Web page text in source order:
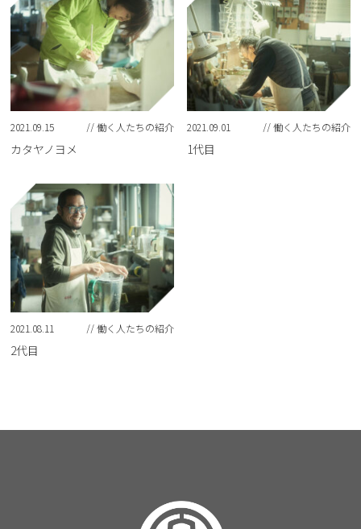
2021.09.15 // 働く人たちの紹介
カタヤノヨメ
2021.09.01 // 働く人たちの紹介
1代目
2021.08.11 // 働く人たちの紹介
2代目